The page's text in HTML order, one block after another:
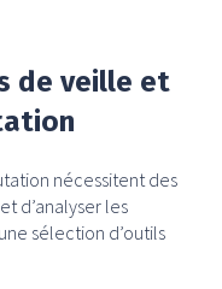
de veille et
nécessitent des
d’analyser les
sélection d’outils